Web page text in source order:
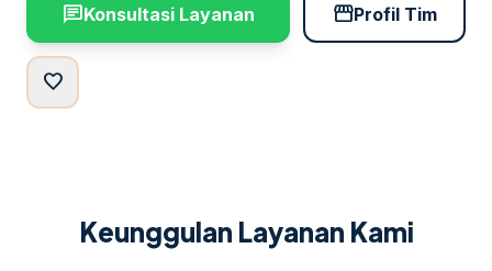
chatKonsultasi Layanan storefrontProfil Tim
favorite
Keunggulan Layanan Kami